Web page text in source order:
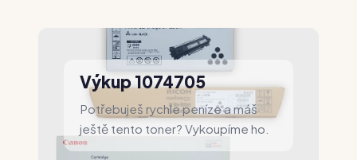
Výkup 1074705
Potřebuješ rychle peníze a máš
ještě tento toner? Vykoupíme ho.